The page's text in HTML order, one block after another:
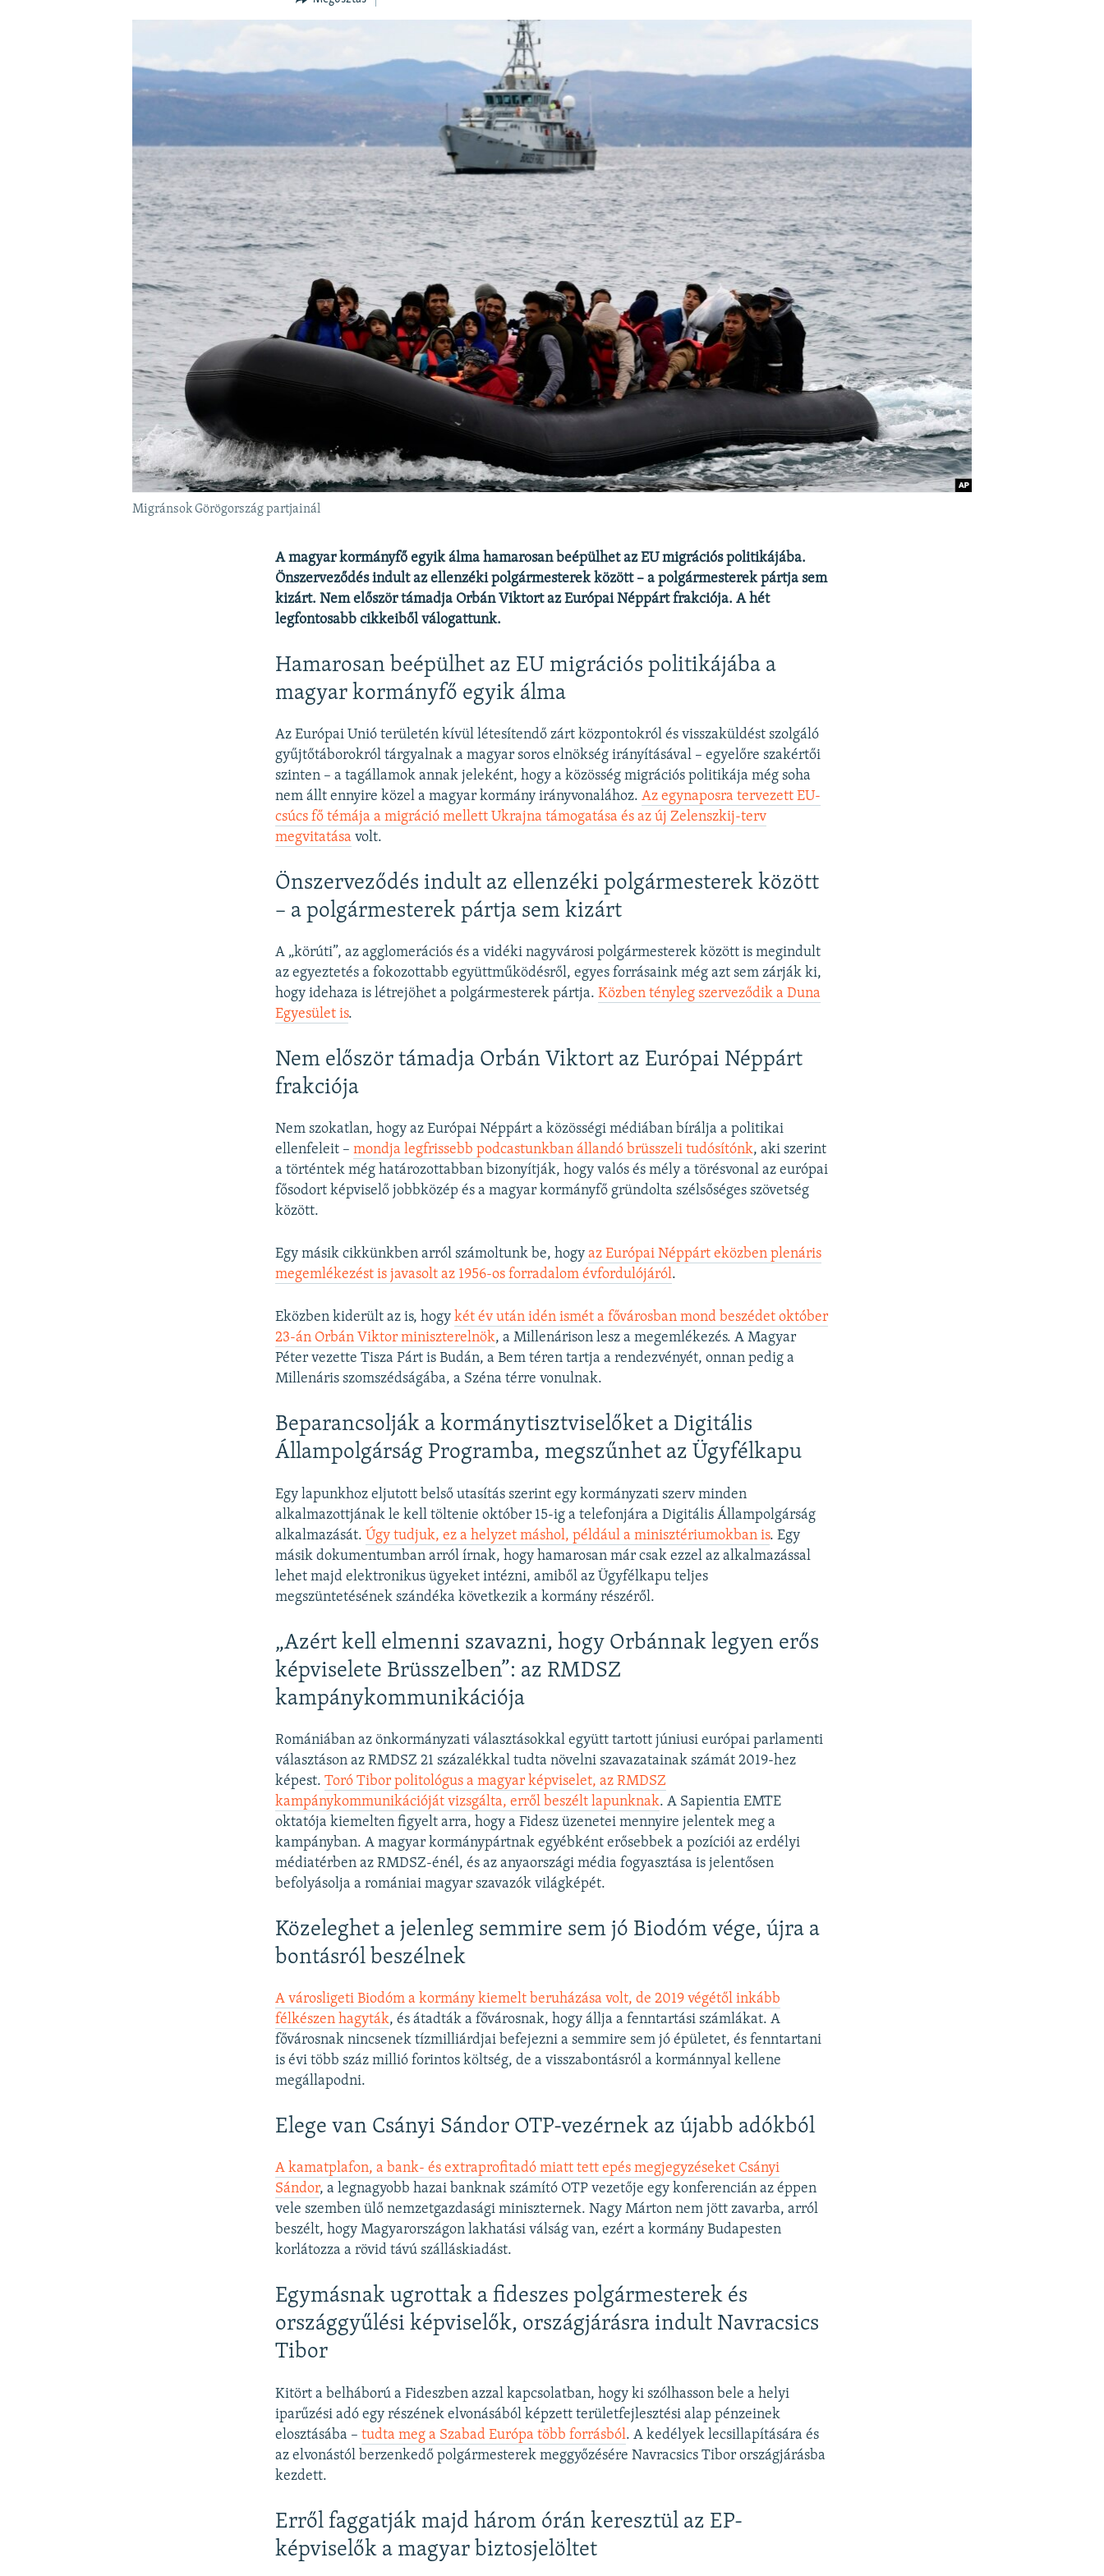
A MÚLT TANULSÁGAI
Migránsok Görögország partjainál
A magyar kormányfő egyik álma hamarosan beépülhet az EU migrációs politikájába.
Önszerveződés indult az ellenzéki polgármesterek között – a polgármesterek pártja sem
kizárt. Nem először támadja Orbán Viktort az Európai Néppárt frakciója. A hét
legfontosabb cikkeiből válogattunk.
Hamarosan beépülhet az EU migrációs politikájába a
magyar kormányfő egyik álma
Az Európai Unió területén kívül létesítendő zárt központokról és visszaküldést szolgáló
gyűjtőtáborokról tárgyalnak a magyar soros elnökség irányításával – egyelőre szakértői
szinten – a tagállamok annak jeleként, hogy a közösség migrációs politikája még soha
nem állt ennyire közel a magyar kormány irányvonalához.Az egynaposra tervezett EU-
csúcs fő témája a migráció mellett Ukrajna támogatása és az új Zelenszkij-terv
megvitatása volt.
Önszerveződés indult az ellenzéki polgármesterek között
– a polgármesterek pártja sem kizárt
A „körúti”, az agglomerációs és a vidéki nagyvárosi polgármesterek között is megindult
az egyeztetés a fokozottabb együttműködésről, egyes forrásaink még azt sem zárják ki,
hogy idehaza is létrejöhet a polgármesterek pártja.Közben tényleg szerveződik a Duna
Egyesület is.
Nem először támadja Orbán Viktort az Európai Néppárt
frakciója
Nem szokatlan, hogy az Európai Néppárt a közösségi médiában bírálja a politikai
ellenfeleit –mondja legfrissebb podcastunkban állandó brüsszeli tudósítónk, aki szerint
a történtek még határozottabban bizonyítják, hogy valós és mély a törésvonal az európai
fősodort képviselő jobbközép és a magyar kormányfő gründolta szélsőséges szövetség
között.
Egy másik cikkünkben arról számoltunk be, hogyaz Európai Néppárt eközben plenáris
megemlékezést is javasolt az 1956-os forradalom évfordulójáról.
Eközben kiderült az is, hogykét év után idén ismét a fővárosban mond beszédet október
23-án Orbán Viktor miniszterelnök, a Millenárison lesz a megemlékezés. A Magyar
Péter vezette Tisza Párt is Budán, a Bem téren tartja a rendezvényét, onnan pedig a
Millenáris szomszédságába, a Széna térre vonulnak.
Beparancsolják a kormánytisztviselőket a Digitális
Állampolgárság Programba, megszűnhet az Ügyfélkapu
Egy lapunkhoz eljutott belső utasítás szerint egy kormányzati szerv minden
alkalmazottjának le kell töltenie október 15-ig a telefonjára a Digitális Állampolgárság
alkalmazását.Úgy tudjuk, ez a helyzet máshol, például a minisztériumokban is. Egy
másik dokumentumban arról írnak, hogy hamarosan már csak ezzel az alkalmazással
lehet majd elektronikus ügyeket intézni, amiből az Ügyfélkapu teljes
megszüntetésének szándéka következik a kormány részéről.
„Azért kell elmenni szavazni, hogy Orbánnak legyen erős
képviselete Brüsszelben”: az RMDSZ
kampánykommunikációja
Romániában az önkormányzati választásokkal együtt tartott júniusi európai parlamenti
választáson az RMDSZ 21 százalékkal tudta növelni szavazatainak számát 2019-hez
képest.Toró Tibor politológus a magyar képviselet, az RMDSZ
kampánykommunikációját vizsgálta, erről beszélt lapunknak. A Sapientia EMTE
oktatója kiemelten figyelt arra, hogy a Fidesz üzenetei mennyire jelentek meg a
kampányban. A magyar kormánypártnak egyébként erősebbek a pozíciói az erdélyi
médiatérben az RMDSZ-énél, és az anyaországi média fogyasztása is jelentősen
befolyásolja a romániai magyar szavazók világképét.
Közeleghet a jelenleg semmire sem jó Biodóm vége, újra a
bontásról beszélnek
A városligeti Biodóm a kormány kiemelt beruházása volt, de 2019 végétől inkább
félkészen hagyták, és átadták a fővárosnak, hogy állja a fenntartási számlákat. A
fővárosnak nincsenek tízmilliárdjai befejezni a semmire sem jó épületet, és fenntartani
is évi több száz millió forintos költség, de a visszabontásról a kormánnyal kellene
megállapodni.
Elege van Csányi Sándor OTP-vezérnek az újabb adókból
A kamatplafon, a bank- és extraprofitadó miatt tett epés megjegyzéseket Csányi
Sándor, a legnagyobb hazai banknak számító OTP vezetője egy konferencián az éppen
vele szemben ülő nemzetgazdasági miniszternek. Nagy Márton nem jött zavarba, arról
beszélt, hogy Magyarországon lakhatási válság van, ezért a kormány Budapesten
korlátozza a rövid távú szálláskiadást.
Egymásnak ugrottak a fideszes polgármesterek és
országgyűlési képviselők, országjárásra indult Navracsics
Tibor
Kitört a belháború a Fideszben azzal kapcsolatban, hogy ki szólhasson bele a helyi
iparűzési adó egy részének elvonásából képzett területfejlesztési alap pénzeinek
elosztásába –tudta meg a Szabad Európa több forrásból. A kedélyek lecsillapítására és
az elvonástól berzenkedő polgármesterek meggyőzésére Navracsics Tibor országjárásba
kezdett.
Erről faggatják majd három órán keresztül az EP-
képviselők a magyar biztosjelöltet